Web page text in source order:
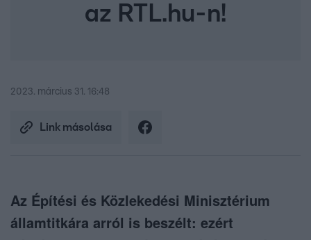
az RTL.hu-n!
2023. március 31. 16:48
Link másolása
Az Építési és Közlekedési Minisztérium
államtitkára arról is beszélt: ezért